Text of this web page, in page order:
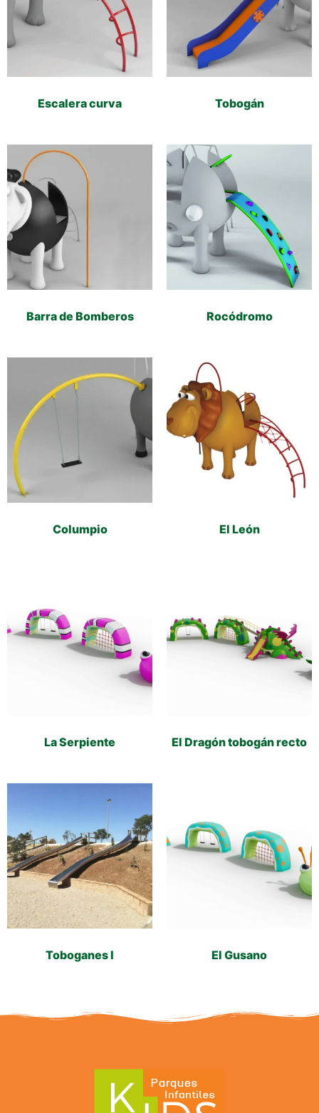
Escalera curva Tobogán
Barra de Bomberos Rocódromo
Columpio El León
La Serpiente El Dragón tobogán recto
Toboganes I El Gusano